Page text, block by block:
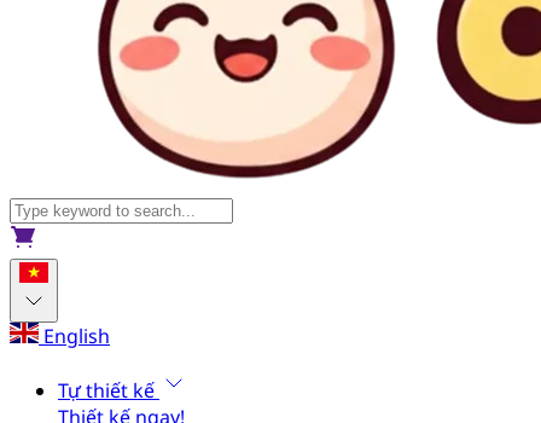
English
Tự thiết kế
Thiết kế ngay!